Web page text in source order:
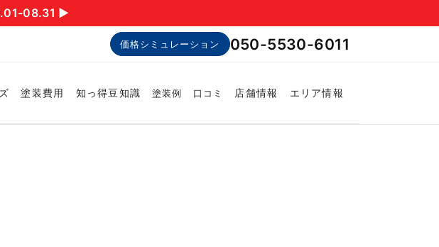
08.31 ▶︎
価格シミュレーション 050-5530-6011
塗装費用 知っ得豆知識 塗装例 口コミ 店舗情報 エリア情報